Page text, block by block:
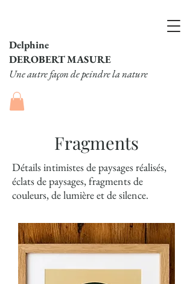
Delphine
DEROBERT MASURE
Une autre façon de peindre la nature
Fragments
Détails intimistes de paysages réalisés,
éclats de paysages, fragments de
couleurs, de lumière et de silence.